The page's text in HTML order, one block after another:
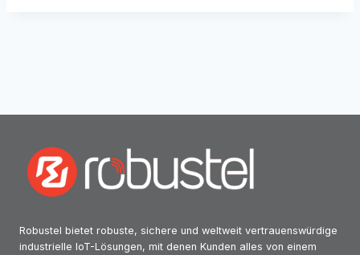
Robustel bietet robuste, sichere und weltweit vertrauenswürdige
industrielle IoT-Lösungen, mit denen Kunden alles von einem